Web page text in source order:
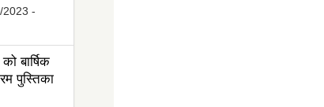
2023 -
बार्षिक
पुस्तिका